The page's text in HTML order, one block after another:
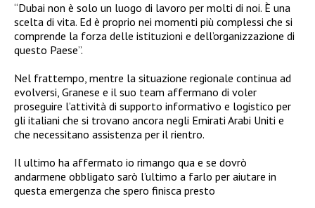
“Dubai non è solo un luogo di lavoro per molti di noi. È una
scelta di vita. Ed è proprio nei momenti più complessi che si
comprende la forza delle istituzioni e dell’organizzazione di
questo Paese”.
Nel frattempo, mentre la situazione regionale continua ad
evolversi, Granese e il suo team affermano di voler
proseguire l’attività di supporto informativo e logistico per
gli italiani che si trovano ancora negli Emirati Arabi Uniti e
che necessitano assistenza per il rientro.
Il ultimo ha affermato io rimango qua e se dovrò
andarmene obbligato sarò l’ultimo a farlo per aiutare in
questa emergenza che spero finisca presto